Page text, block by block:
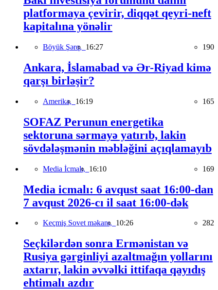
platformaya çevirir, diqqət qeyri-neft
kapitalına yönəlir
Böyük Şərq, 16:27 190
Ankara, İslamabad və Ər-Riyad kimə
qarşı birləşir?
Amerika, 16:19 165
SOFAZ Perunun energetika
sektoruna sərmayə yatırıb, lakin
sövdələşmənin məbləğini açıqlamayıb
Media İcmalı, 16:10 169
Media icmalı: 6 avqust saat 16:00-dan
7 avqust 2026-cı il saat 16:00-dək
Keçmiş Sovet məkanı, 10:26 282
Seçkilərdən sonra Ermənistan və
Rusiya gərginliyi azaltmağın yollarını
axtarır, lakin əvvəlki ittifaqa qayıdış
ehtimalı azdır